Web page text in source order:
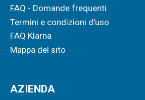
FAQ - Domande frequenti
Termini e condizioni d'uso
FAQ Klarna
Mappa del sito
AZIENDA